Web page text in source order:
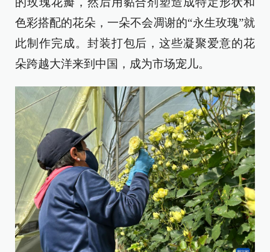
色彩搭配的花朵，一朵不会凋谢的“永生玫瑰”就
此制作完成。封装打包后，这些凝聚爱意的花
朵跨越大洋来到中国，成为市场宠儿。